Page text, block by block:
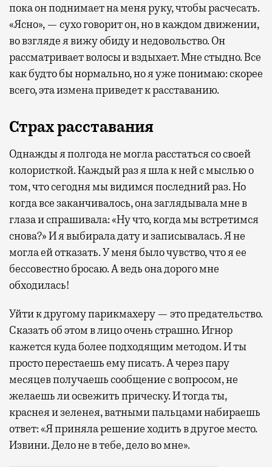
пока он поднимает на меня руку, чтобы расчесать.
«Ясно», — сухо говорит он, но в каждом движении,
во взгляде я вижу обиду и недовольство. Он
рассматривает волосы и вздыхает. Мне стыдно. Все
как будто бы нормально, но я уже понимаю: скорее
всего, эта измена приведет к расставанию.
Страх расставания
Однажды я полгода не могла расстаться со своей
колористкой. Каждый раз я шла к ней с мыслью о
том, что сегодня мы видимся последний раз. Но
когда все заканчивалось, она заглядывала мне в
глаза и спрашивала: «Ну что, когда мы встретимся
снова?» И я выбирала дату и записывалась. Я не
могла ей отказать. У меня было чувство, что я ее
бессовестно бросаю. А ведь она дорого мне
обходилась!
Уйти к другому парикмахеру — это предательство.
Сказать об этом в лицо очень страшно. Игнор
кажется куда более подходящим методом. И ты
просто перестаешь ему писать. А через пару
месяцев получаешь сообщение с вопросом, не
желаешь ли освежить прическу. И тогда ты,
краснея и зеленея, ватными пальцами набираешь
ответ: «Я приняла решение ходить в другое место.
Извини. Дело не в тебе, дело во мне».